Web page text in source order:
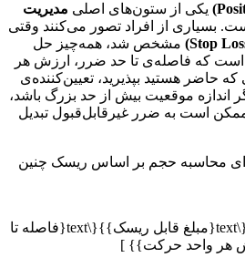
یکی از ستون‌های اصلی مدیریت
بسیاری از افراد تصور می‌کنند وقتی
مشخص شد، همه‌چیز حل
که فاصله‌ی تا حد ضرر، ارزش هر
حاضر هستید بپذیرید، تعیین‌کننده‌ی
اندازه موقعیت بیش از حد بزرگ باشد،
است به ضرر غیرقابل‌قبول تبدیل
محاسبه حجم بر اساس ریسک چنین
\text{حجم معامله} = \frac{\text{مبلغ قابل ریسک}}{\text{فاصله تا